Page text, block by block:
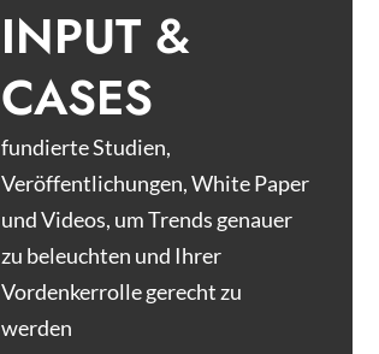
INPUT &
CASES
fundierte Studien,
Veröffentlichungen, White Paper
und Videos, um Trends genauer
zu beleuchten und Ihrer
Vordenkerrolle gerecht zu
werden